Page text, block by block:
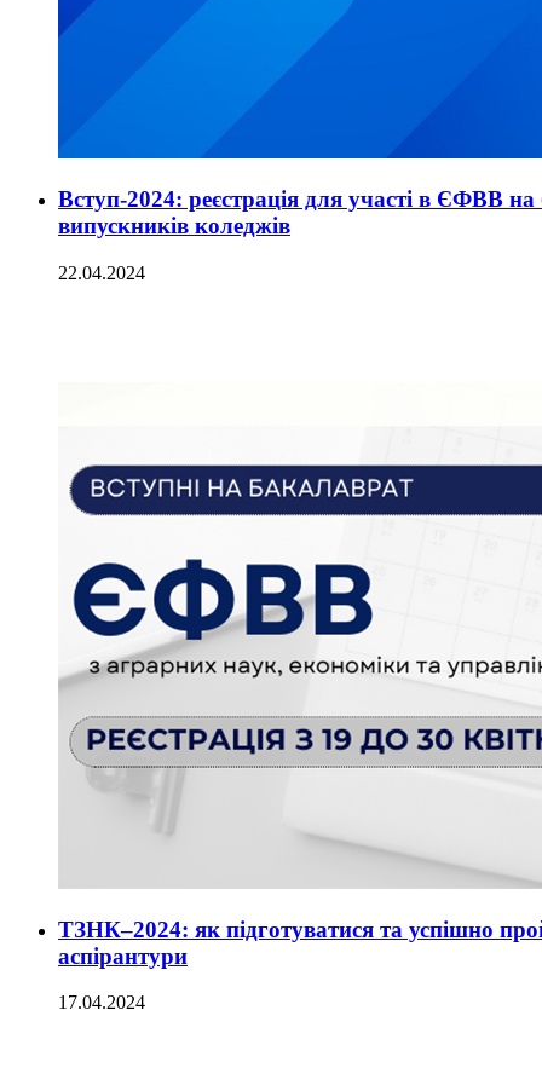
Вступ-2024: реєстрація для участі в ЄФВВ
випускників коледжів
22.04.2024
ТЗНК–2024: як підготуватися та успішно
аспірантури
17.04.2024